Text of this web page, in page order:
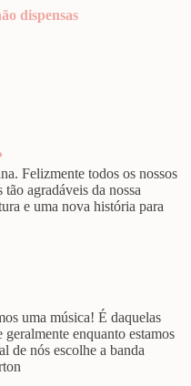
dispensas
Felizmente todos os nossos
agradáveis da nossa
e uma nova história para
uma música! É daquelas
enquanto estamos
de nós escolhe a banda